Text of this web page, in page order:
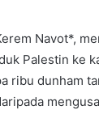
Navot*,
Palestin ke
ribu dunham